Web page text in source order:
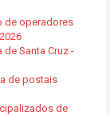
de operadores
de Santa Cruz -
de postais
de